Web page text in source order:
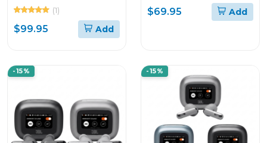
WIRELESS CON
CANCELACIÓN DE
RUIDO
(1)
$99.95 Add
DEPORTIVOS TRUE
WIRELESS
$69.95 Add
-15% -15%